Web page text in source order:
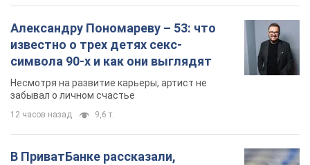
Александру Пономареву – 53: что
известно о трех детях секс-
символа 90-х и как они выглядят
Несмотря на развитие карьеры, артист не
забывал о личном счастье
12 часов назад 9,6 т.
В ПриватБанке рассказали,